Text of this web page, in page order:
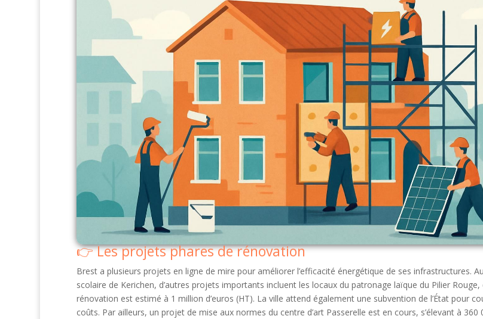
Les projets phares de rénovation
Brest a plusieurs projets en ligne de mire pour améliorer l’efficacité énergétique de ses infrastructures.
scolaire de Kerichen, d’autres projets importants incluent les locaux du patronage laïque du Pilier
rénovation est estimé à 1 million d’euros (HT). La ville attend également une subvention de l’État pour
coûts. Par ailleurs, un projet de mise aux normes du centre d’art Passerelle est en cours, s’élevant à 360